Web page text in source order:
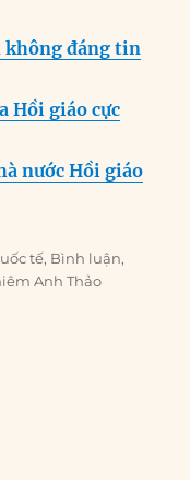
không đáng tin
Hồi giáo cực
nước Hồi giáo
tế, Bình luận,
Anh Thảo